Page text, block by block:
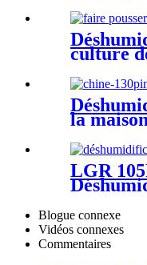
culture
la
LGR
eaux
Blogue connexe
Vidéos connexes
Commentaires